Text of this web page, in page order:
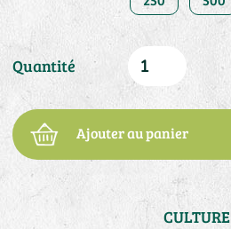
Quantité
Ajouter au panier
CULTURE